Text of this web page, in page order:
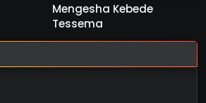
Mengesha Kebede
Tessema